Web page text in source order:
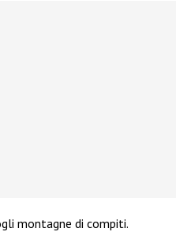
montagne di compiti.